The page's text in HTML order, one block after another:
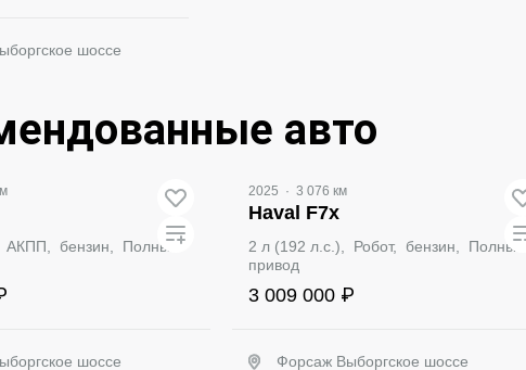
шоссе
авто
АКПП, бензин, Полный
шоссе
2025 · 3 076 км
Haval F7x
2 л (192 л.с.), Робот, бензин, Полный
привод
3 009 000 ₽
Форсаж Выборгское шоссе